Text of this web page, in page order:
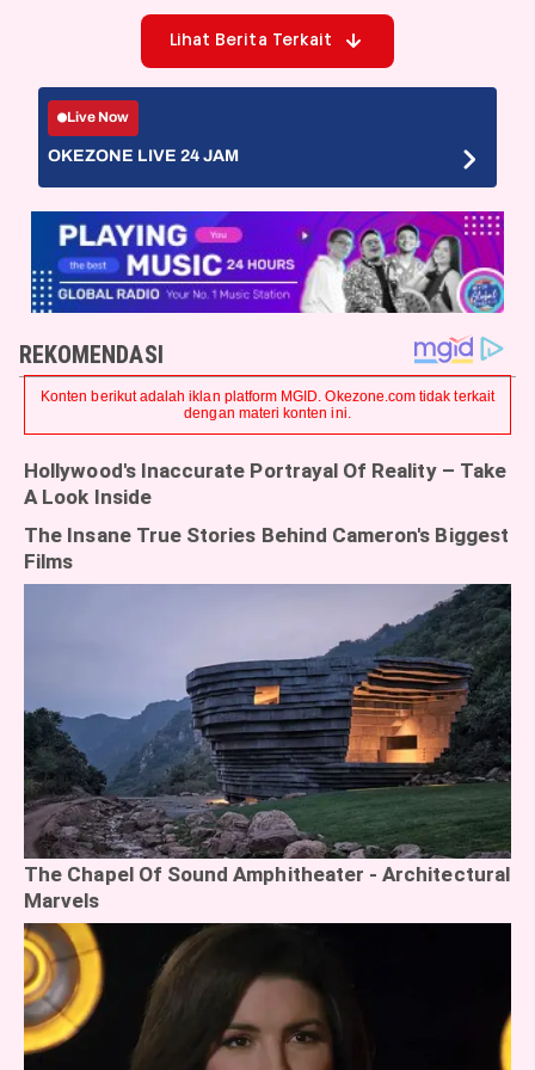
Lihat Berita Terkait
Live Now
OKEZONE LIVE 24 JAM